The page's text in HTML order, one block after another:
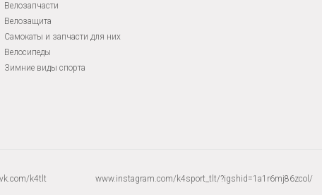
Велозапчасти
Велозащита
Самокаты и запчасти для них
Велосипеды
Зимние виды спорта
vk.com/k4tlt www.instagram.com/k4sport_tlt/?igshid=1a1r6mj86zcol/